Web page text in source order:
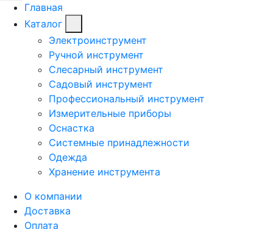
Главная
Каталог
Электроинструмент
Ручной инструмент
Слесарный инструмент
Садовый инструмент
Профессиональный инструмент
Измерительные приборы
Оснастка
Системные принадлежности
Одежда
Хранение инструмента
О компании
Доставка
Оплата